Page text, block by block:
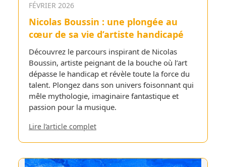
FÉVRIER 2026
Nicolas Boussin : une plongée au
cœur de sa vie d’artiste handicapé
Découvrez le parcours inspirant de Nicolas
Boussin, artiste peignant de la bouche où l’art
dépasse le handicap et révèle toute la force du
talent. Plongez dans son univers foisonnant qui
mêle mythologie, imaginaire fantastique et
passion pour la musique.
Lire l’article complet